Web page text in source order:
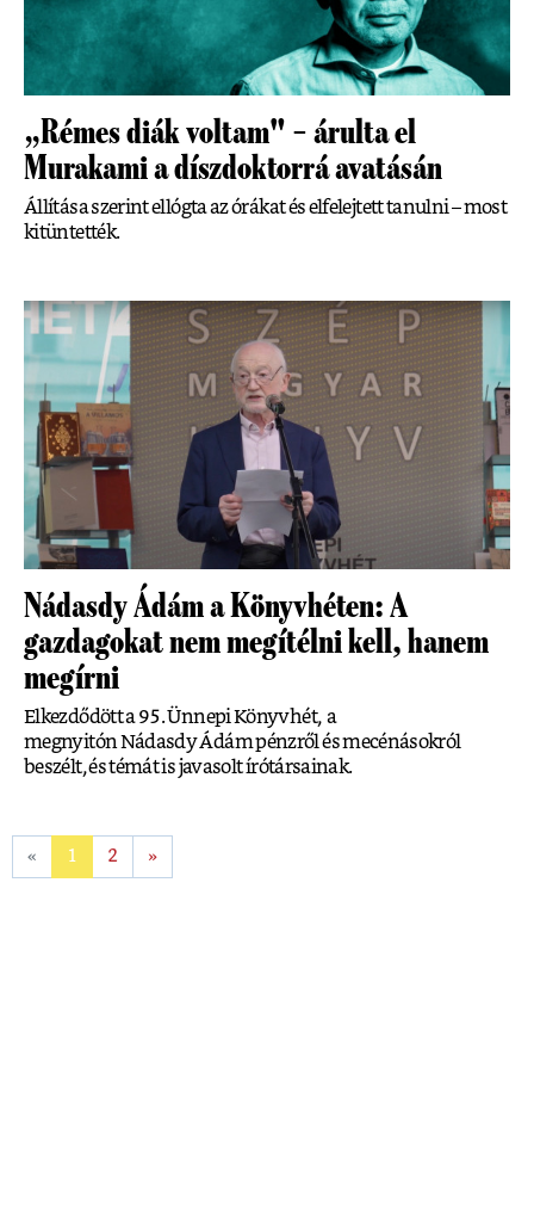
„Rémes diák voltam" – árulta el
Murakami a díszdoktorrá avatásán
Állítása szerint ellógta az órákat és elfelejtett tanulni – most
kitüntették.
Nádasdy Ádám a Könyvhéten: A
gazdagokat nem megítélni kell, hanem
megírni
Elkezdődött a 95. Ünnepi Könyvhét, a
megnyitón Nádasdy Ádám pénzről és mecénásokról
beszélt, és témát is javasolt írótársainak.
« 1 2 »